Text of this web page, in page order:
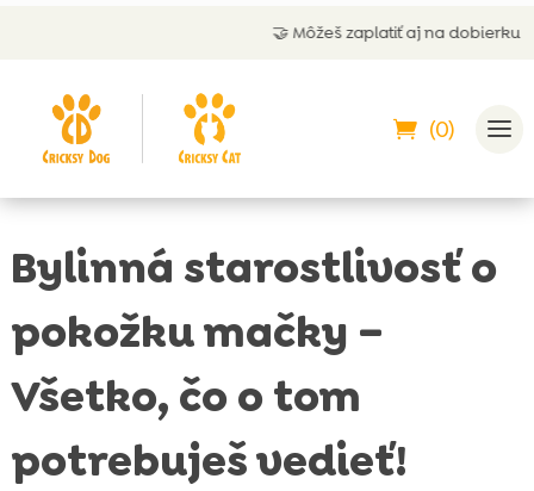
🤝 Môžeš zaplatiť aj na dobierku
(0)
Bylinná starostlivosť o
pokožku mačky –
Všetko, čo o tom
potrebuješ vedieť!